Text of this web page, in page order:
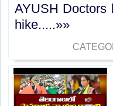
AYUSH Doctors
hike.....»»